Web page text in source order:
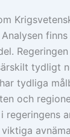
tydligt
tydliga
och
regeringens